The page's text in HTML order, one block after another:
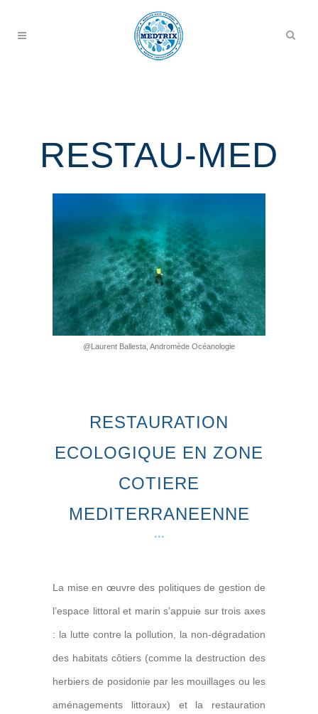
RESTAU-MED
@Laurent Ballesta, Andromède Océanologie
RESTAURATION
ECOLOGIQUE EN ZONE
COTIERE
MEDITERRANEENNE
La mise en œuvre des politiques de gestion de
l’espace littoral et marin s’appuie sur trois axes
: la lutte contre la pollution, la non-dégradation
des habitats côtiers (comme la destruction des
herbiers de posidonie par les mouillages ou les
aménagements littoraux) et la restauration